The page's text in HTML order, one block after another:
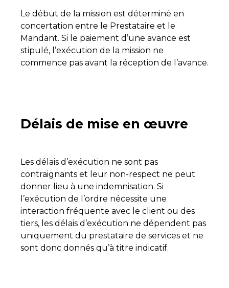
Le début de la mission est déterminé en
concertation entre le Prestataire et le
Mandant. Si le paiement d’une avance est
stipulé, l’exécution de la mission ne
commence pas avant la réception de l’avance.
Délais de mise en œuvre
Les délais d’exécution ne sont pas
contraignants et leur non-respect ne peut
donner lieu à une indemnisation. Si
l’exécution de l’ordre nécessite une
interaction fréquente avec le client ou des
tiers, les délais d’exécution ne dépendent pas
uniquement du prestataire de services et ne
sont donc donnés qu’à titre indicatif.